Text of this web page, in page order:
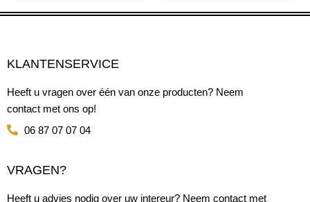
KLANTENSERVICE
Heeft u vragen over één van onze producten? Neem
contact met ons op!
06 87 07 07 04
VRAGEN?
Heeft u advies nodig over uw intereur? Neem contact met